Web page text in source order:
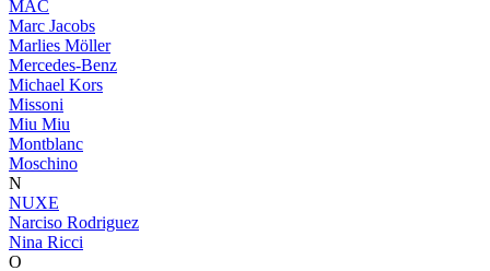
MAC
Marc Jacobs
Marlies Möller
Mercedes-Benz
Michael Kors
Missoni
Miu Miu
Montblanc
Moschino
N
NUXE
Narciso Rodriguez
Nina Ricci
O